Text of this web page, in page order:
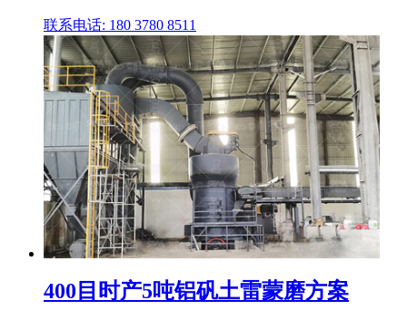
联系电话: 180 3780 8511
400目时产5吨铝矾土雷蒙磨方案